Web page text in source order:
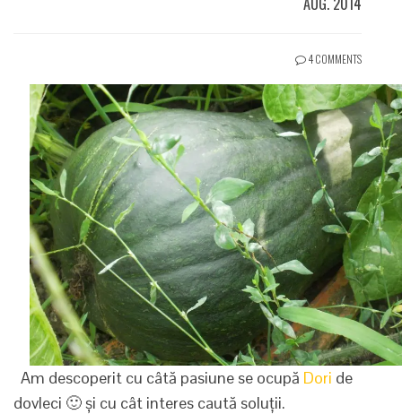
4 COMMENTS
Am descoperit cu câtă pasiune se ocupă Dori de
dovleci 🙂 și cu cât interes caută soluții.